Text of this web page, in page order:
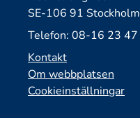
SE-106 91 Stockholm
Telefon: 08-16 23 47
Kontakt
Om webbplatsen
Cookieinställningar